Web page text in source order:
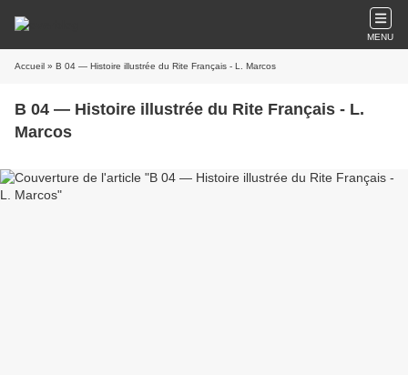
MENU
Accueil » B 04 — Histoire illustrée du Rite Français - L. Marcos
B 04 — Histoire illustrée du Rite Français - L.
Marcos